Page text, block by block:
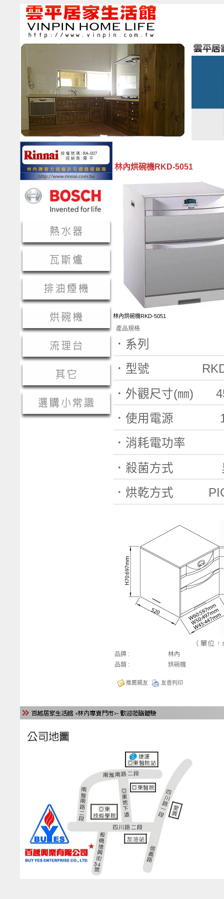
林內烘碗機RKD-5051
林內烘碗機RKD-5051
產品規格
．系
．型號 RKD-
．外觀尺寸(㎜)
．使用電源
．消耗電
．殺菌方式 臭
．烘乾方式 PIC
品牌 :
林內
品類 :
烘碗機
推薦親友 友善列印